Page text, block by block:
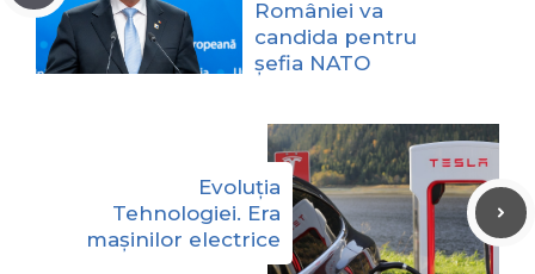
României va
candida pentru
șefia NATO
Evoluția
Tehnologiei. Era
mașinilor electrice